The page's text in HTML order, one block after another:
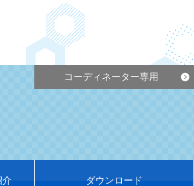
介 ダウンロード
コーディネーター専用